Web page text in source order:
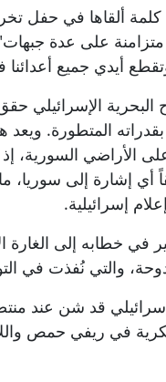
على عدة
أيدي جميع
الإسرائيلي
بقدراته المتطورة.
على الأراضي السورية،
إشارة إلى سوريا،
إسرائيلية.
في خطابه إلى الغارة
والتي نُفذت في
قد شن عند
في ريفي حمص